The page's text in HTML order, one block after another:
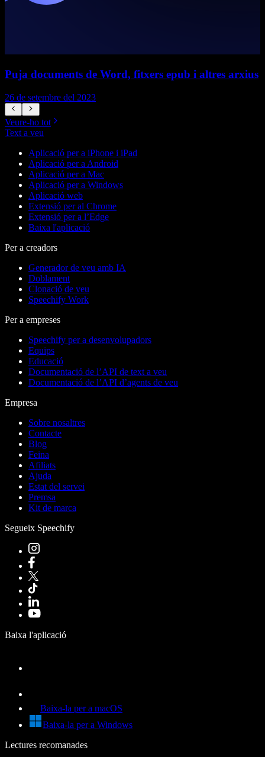
Puja documents de Word, fitxers epub i altres arxius
26 de setembre del 2023
Veure-ho tot
Text a veu
Aplicació per a iPhone i iPad
Aplicació per a Android
Aplicació per a Mac
Aplicació per a Windows
Aplicació web
Extensió per al Chrome
Extensió per a l’Edge
Baixa l'aplicació
Per a creadors
Generador de veu amb IA
Doblament
Clonació de veu
Speechify Work
Per a empreses
Speechify per a desenvolupadors
Equips
Educació
Documentació de l’API de text a veu
Documentació de l’API d’agents de veu
Empresa
Sobre nosaltres
Contacte
Blog
Feina
Afiliats
Ajuda
Estat del servei
Premsa
Kit de marca
Segueix Speechify
Baixa l'aplicació
Baixa-la per a macOS
Baixa-la per a Windows
Lectures recomanades